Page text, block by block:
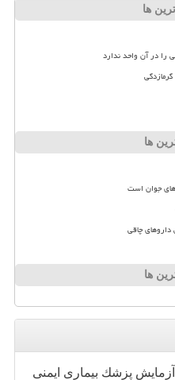
ها
را در آن واحد ندارد
ها
چاقی
ها
آزمایش پزشك بیماری ایمنی